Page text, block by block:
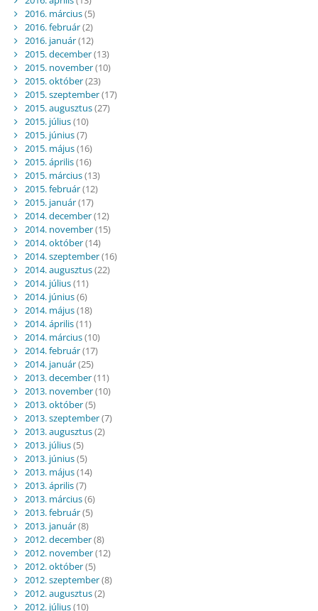
2016. március(5)
2016. február(2)
2016. január(12)
2015. december(13)
2015. november(10)
2015. október(23)
2015. szeptember(17)
2015. augusztus(27)
2015. július(10)
2015. június(7)
2015. május(16)
2015. április(16)
2015. március(13)
2015. február(12)
2015. január(17)
2014. december(12)
2014. november(15)
2014. október(14)
2014. szeptember(16)
2014. augusztus(22)
2014. július(11)
2014. június(6)
2014. május(18)
2014. április(11)
2014. március(10)
2014. február(17)
2014. január(25)
2013. december(11)
2013. november(10)
2013. október(5)
2013. szeptember(7)
2013. augusztus(2)
2013. július(5)
2013. június(5)
2013. május(14)
2013. április(7)
2013. március(6)
2013. február(5)
2013. január(8)
2012. december(8)
2012. november(12)
2012. október(5)
2012. szeptember(8)
2012. augusztus(2)
2012. július(10)